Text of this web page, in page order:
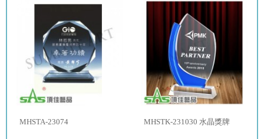
MHSTA-23074 MHSTK-231030 水晶獎牌